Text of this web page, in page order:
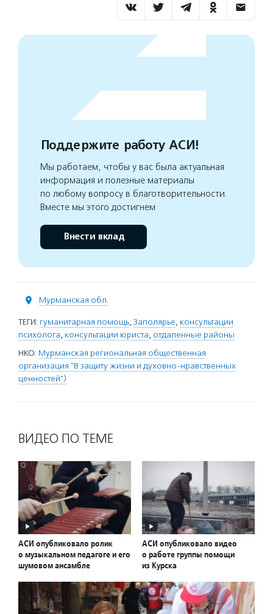
Поддержите работу АСИ!
Мы работаем, чтобы у вас была актуальная
информация и полезные материалы
по любому вопросу в благотворительности.
Вместе мы этого достигнем
Внести вклад
Мурманская обл.
ТЕГИ: гуманитарная помощь, Заполярье, консультации
психолога, консультации юриста, отдаленные районы
НКО: Мурманская региональная общественная
организация "В защиту жизни и духовно-нравственных
ценностей")
ВИДЕО ПО ТЕМЕ
АСИ опубликовало ролик
о музыкальном педагоге и его
шумовом ансамбле
АСИ опубликовало видео
о работе группы помощи
из Курска